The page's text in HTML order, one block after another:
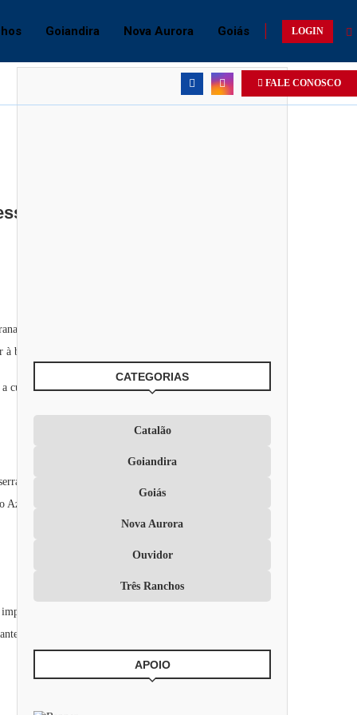
Goiandira Nova Aurora Goiás LOGIN
FALE CONOSCO
em pesca, passeios de
pela Represa de Emborcação (CEMIG-MG). A cidade
beira do lago.
local. Com um cenário paradisíaco, Três Ranchos tem
encontra-se o Mirante do Cristo Redentor, uma estátua de
proporcionando uma experiência visual única.
destacar que a serra possui áreas com declividades
para minimizar impactos ambientais e garantir a
CATEGORIAS
Catalão
Goiandira
Goiás
Nova Aurora
Ouvidor
Três Ranchos
APOIO